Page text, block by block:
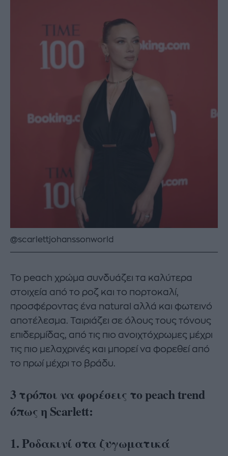
@scarlettjohanssonworld
Το peach χρώμα συνδυάζει τα καλύτερα
στοιχεία από το ροζ και το πορτοκαλί,
προσφέροντας ένα natural αλλά και φωτεινό
αποτέλεσμα. Ταιριάζει σε όλους τους τόνους
επιδερμίδας, από τις πιο ανοιχτόχρωμες μέχρι
τις πιο μελαχρινές και μπορεί να φορεθεί από
το πρωί μέχρι το βράδυ.
3 τρόποι να φορέσεις το peach trend
όπως η Scarlett:
1.Ροδακινί στα ζυγωματικά